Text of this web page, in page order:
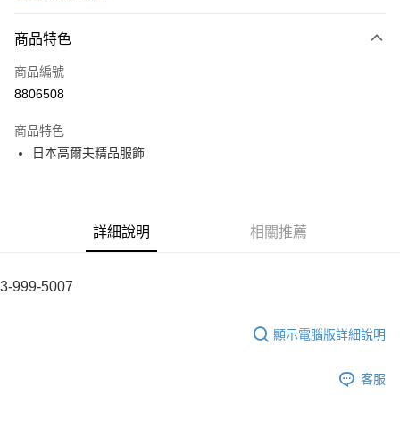
LINE Pay
全盈+PAY
全家取貨付款
每筆NT$60
商品特色
商品編號
8806508
商品特色
日本高爾夫精品服飾
詳細說明 相關推薦
3-999-5007
顯示電腦版詳細說明
客服